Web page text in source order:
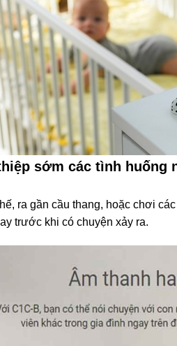
sớm các tình huống
ra gần cầu thang, hoặc chơi
trước khi có chuyện xảy ra.